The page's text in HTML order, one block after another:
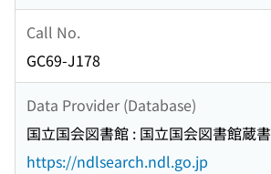
Call No.
GC69-J178
Data Provider (Database)
国立国会図書館 : 国立国会図書館蔵書
https://ndlsearch.ndl.go.jp